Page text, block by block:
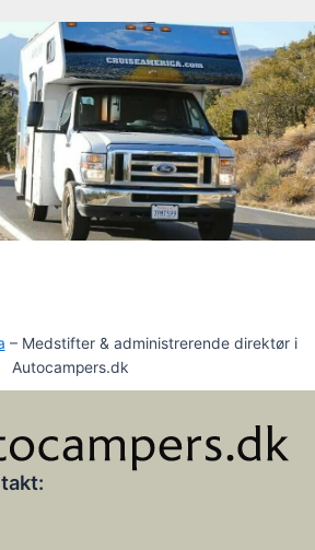
– Medstifter & administrerende direktør i
Autocampers.dk